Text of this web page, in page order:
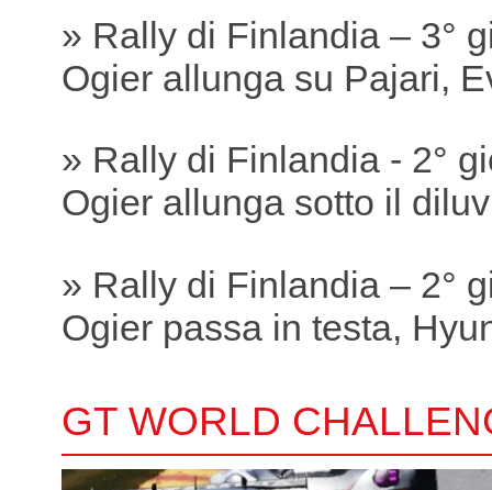
» Rally di Finlandia – 3°
Ogier allunga su Pajari,
» Rally di Finlandia - 2°
Ogier allunga sotto il
» Rally di Finlandia – 2°
Ogier passa in testa,
GT WORLD